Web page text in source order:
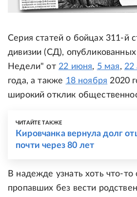
Серия статей о бойцах 311-й
дивизии (СД),
Недели" от 22 июня, 5 мая, 22
года, а также 18 ноября 2020
широкий отклик
ЧИТАЙТЕ ТАКЖЕ
Кировчанка вернула долг
почти через 80 лет
В надежде узнать хоть что-то
пропавших без вести